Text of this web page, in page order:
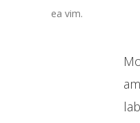
ea vim.